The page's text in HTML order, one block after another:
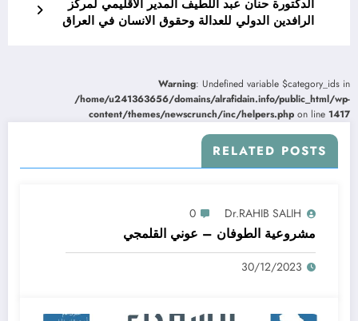
الدكتورة حنان عبد اللطيف المدير الاقليمي لمركز
الرافدين الدولي للعدالة وحقوق الانسان في العراق
Warning: Undefined variable $category_ids in
/home/u241363656/domains/alrafidain.info/public_html/wp-
content/themes/newscrunch/inc/helpers.php on line 1417
RELATED POSTS
Dr.RAHIB SALIH
0
مشروعية الطوفان – عوني القلمجي
30/12/2023